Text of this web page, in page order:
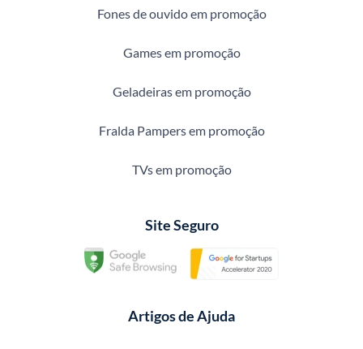
Fones de ouvido em promoção
Games em promoção
Geladeiras em promoção
Fralda Pampers em promoção
TVs em promoção
Site Seguro
Artigos de Ajuda